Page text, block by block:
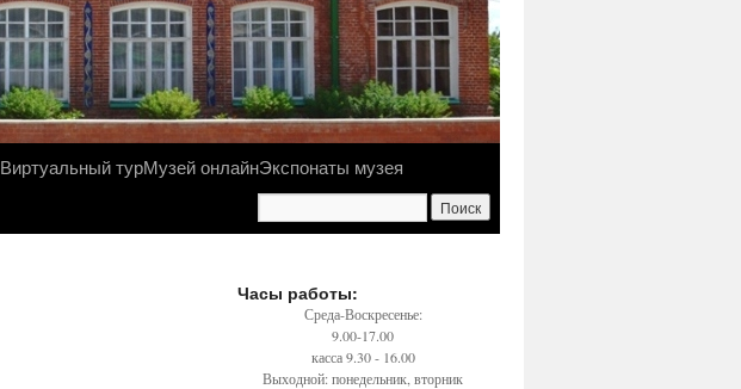
Виртуальный турМузей онлайнЭкспонаты музея
Часы работы:
Среда-Воскресенье:
9.00-17.00
касса 9.30 - 16.00
Выходной: понедельник, вторник